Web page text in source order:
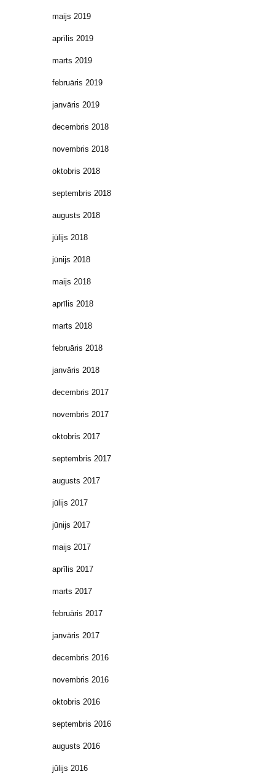
maijs 2019
aprīlis 2019
marts 2019
februāris 2019
janvāris 2019
decembris 2018
novembris 2018
oktobris 2018
septembris 2018
augusts 2018
jūlijs 2018
jūnijs 2018
maijs 2018
aprīlis 2018
marts 2018
februāris 2018
janvāris 2018
decembris 2017
novembris 2017
oktobris 2017
septembris 2017
augusts 2017
jūlijs 2017
jūnijs 2017
maijs 2017
aprīlis 2017
marts 2017
februāris 2017
janvāris 2017
decembris 2016
novembris 2016
oktobris 2016
septembris 2016
augusts 2016
jūlijs 2016